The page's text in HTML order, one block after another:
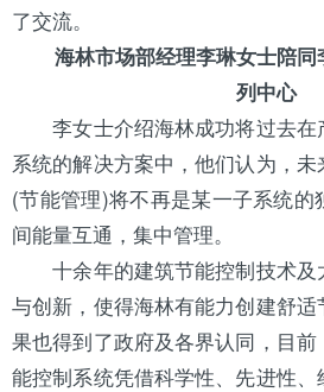
了交流。
海林市场部经理李琳女士陪同
列中心
李女士介绍海林成功将过去在
系统的解决方案中，他们认为，
(节能管理)将不再是某一子系统
间能量互通，集中管理。
十余年的建筑节能控制技术及
与创新，使得海林有能力创建舒
果也得到了政府及各界认同，目前
能控制系统凭借科学性、先进性